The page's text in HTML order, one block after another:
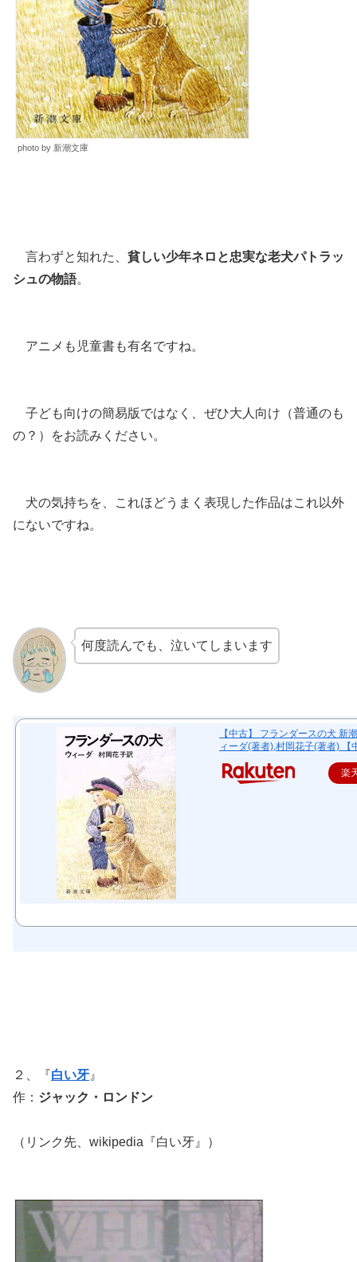
photo by 新潮文庫
言わずと知れた、 貧しい少年ネロと忠実な老犬パトラッ
シュの物語。
アニメも児童書も有名ですね。
子ども向けの簡易版ではなく、ぜひ大人向け（普通のも
の？）をお読みください。
犬の気持ちを、これほどうまく表現した作品はこれ以外
にないですね。
何度読んでも、泣いてしまいます
【中古】 フランダースの犬 新
ィーダ(著者),村岡花子(著者) 【
楽
２、『白い牙 』
作： ジャック・ロンドン
（リンク先、wikipedia『白い牙』）